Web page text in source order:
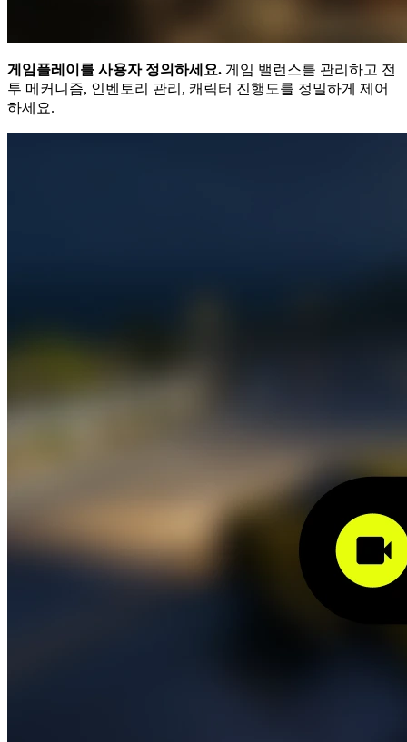
게임플레이를 사용자 정의하세요. 게임 밸런스를 관리하고 전
투 메커니즘, 인벤토리 관리, 캐릭터 진행도를 정밀하게 제어
하세요.